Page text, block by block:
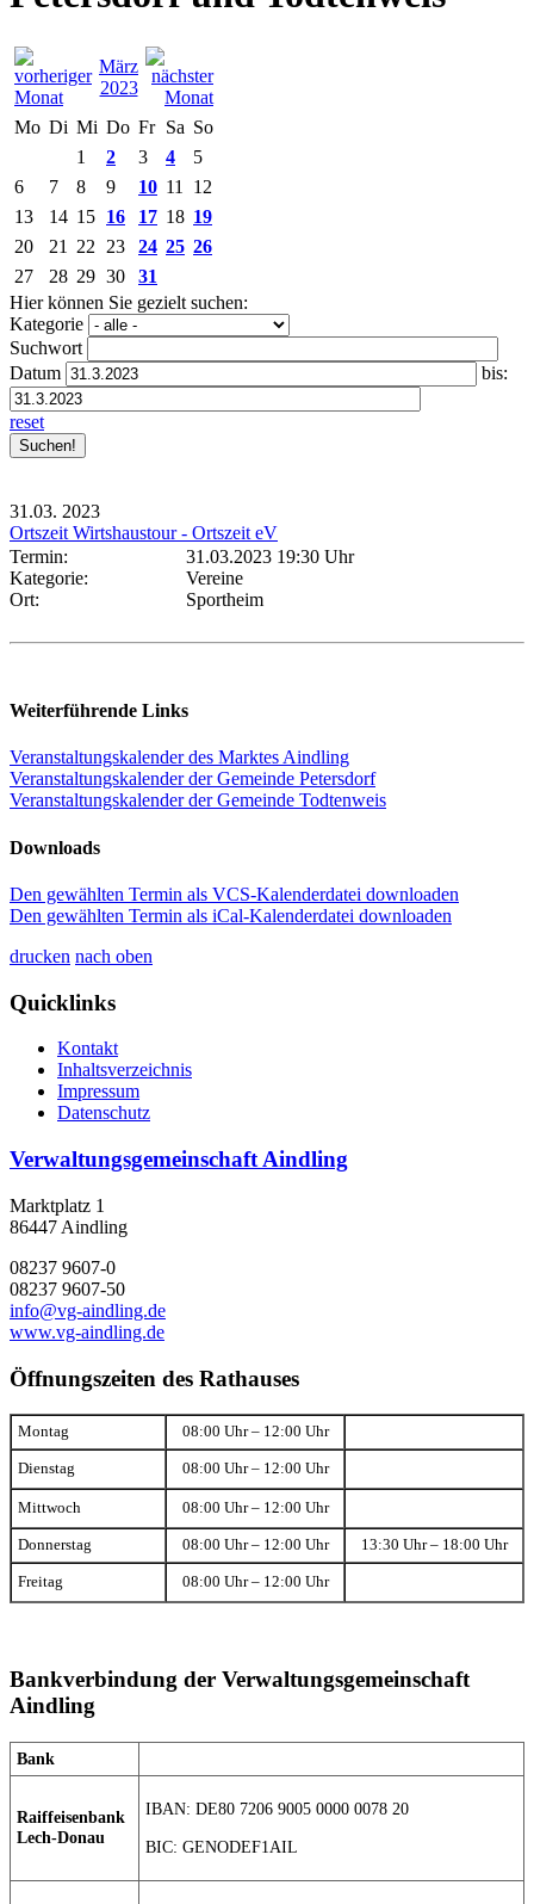
März
2023
Mo Di Mi Do Fr Sa So
1
2 3 4
5
6
7 8 9 10 11
12
13
14 15 16 17 18 19
20
21 22 23 24 25 26
27
28 29 30
31
Hier können Sie gezielt suchen:
Kategorie
Suchwort
Datum
bis:
reset
31.03. 2023
Ortszeit Wirtshaustour - Ortszeit eV
Termin:
31.03.2023 19:30 Uhr
Kategorie:
Vereine
Ort:
Sportheim
Weiterführende Links
Veranstaltungskalender des Marktes Aindling
Veranstaltungskalender der Gemeinde Petersdorf
Veranstaltungskalender der Gemeinde Todtenweis
Downloads
Den gewählten Termin als VCS-Kalenderdatei downloaden
Den gewählten Termin als iCal-Kalenderdatei downloaden
drucken nach oben
Quicklinks
Kontakt
Inhaltsverzeichnis
Impressum
Datenschutz
Verwaltungsgemeinschaft Aindling
Marktplatz 1
86447 Aindling
08237 9607-0
08237 9607-50
info@vg-aindling.de
www.vg-aindling.de
Öffnungszeiten des Rathauses
Montag 08:00 Uhr – 12:00 Uhr
Dienstag 08:00 Uhr – 12:00 Uhr
Mittwoch 08:00 Uhr – 12:00 Uhr
Donnerstag 08:00 Uhr – 12:00 Uhr 13:30 Uhr – 18:00 Uhr
Freitag 08:00 Uhr – 12:00 Uhr
Bankverbindung der Verwaltungsgemeinschaft
Aindling
Bank
Raiffeisenbank
Lech-Donau
IBAN: DE80 7206 9005 0000 0078 20
BIC: GENODEF1AIL